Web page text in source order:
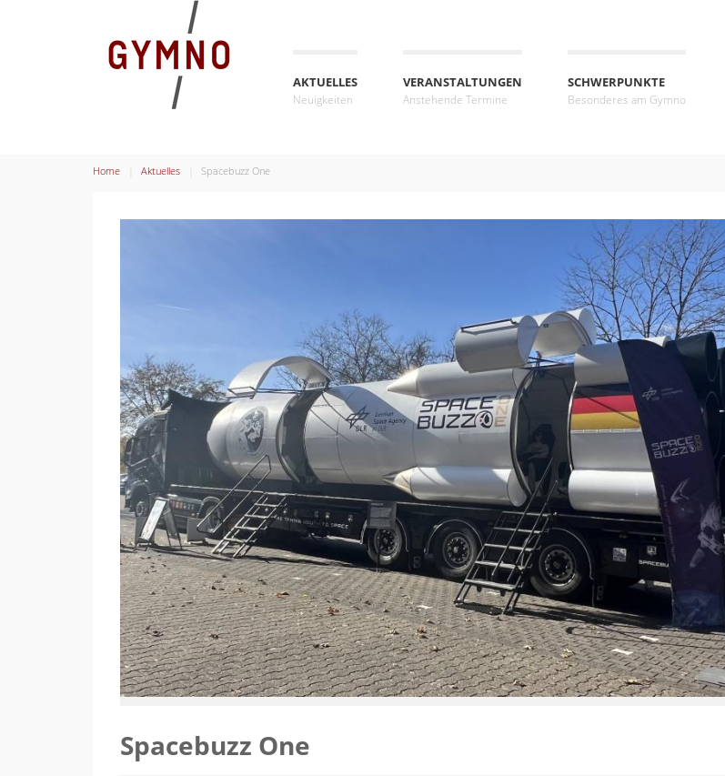
AKTUELLES
Neuigkeiten
VERANSTALTUNGEN
Anstehende Termine
SCHWERPUNKTE
Besonderes am Gymno
Home Aktuelles Spacebuzz One
Spacebuzz One